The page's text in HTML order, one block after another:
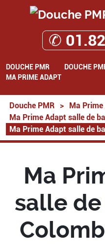
✆
DOUCHE PMR DOUCHE
MA PRIME ADAPT
Douche PMR > Ma
Ma Prime Adapt salle de
Ma Prime Adapt salle de
Ma
salle